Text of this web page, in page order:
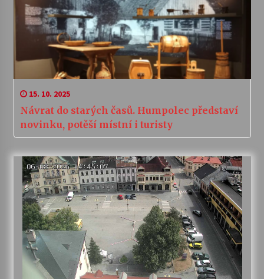
15. 10. 2025
Návrat do starých časů. Humpolec představí
novinku, potěší místní i turisty